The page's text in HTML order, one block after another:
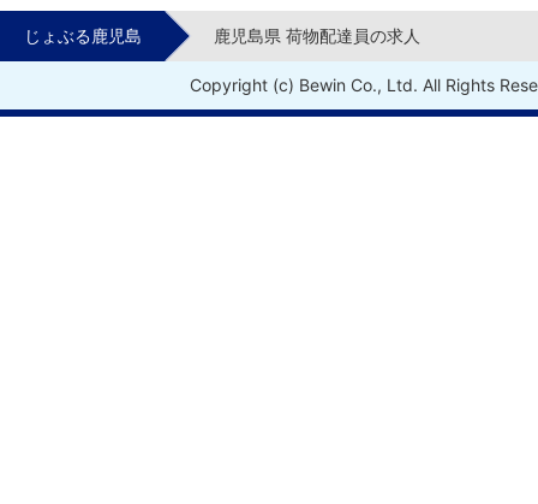
じょぶる鹿児島 鹿児島県 荷物配達員の求人
Copyright (c) Bewin Co., Ltd. All Rights